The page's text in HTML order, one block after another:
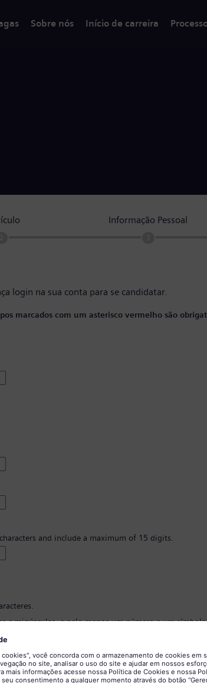
Sobre nós Início de carreira
Informação Pessoal
login na sua conta para se candidatar.
marcados com um asterisco vermelho são
and include a maximum of 15 digits.
e minúsculas, e pelo menos um número e um
pessoal.
comumente usadas.